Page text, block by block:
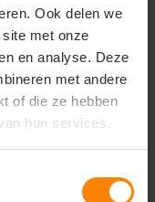
Ook delen we
met onze
en analyse. Deze
met andere
of die ze hebben
hun services.
ook leuk